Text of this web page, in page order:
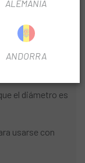
asimétricos
vida útil,
Compatible
el diámetro es
usarse con
ALEMANIA
ANDORRA